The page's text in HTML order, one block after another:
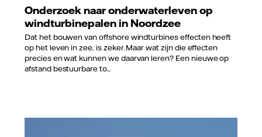
Onderzoek naar onderwaterleven op
windturbinepalen in Noordzee
Dat het bouwen van offshore windturbines effecten heeft
op het leven in zee, is zeker. Maar wat zijn die effecten
precies en wat kunnen we daarvan leren? Een nieuwe op
afstand bestuurbare to...